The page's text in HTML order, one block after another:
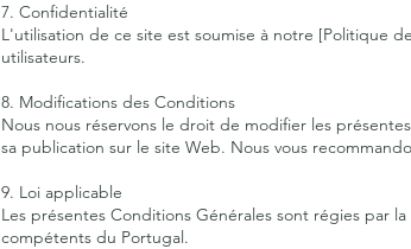
7. Confidentialité
L'utilisation de ce site est soumise à notre [Politique
utilisateurs.
8. Modifications des Conditions
Nous nous réservons le droit de modifier les
sa publication sur le site Web. Nous vous
9. Loi applicable
Les présentes Conditions Générales sont régies par
compétents du Portugal.